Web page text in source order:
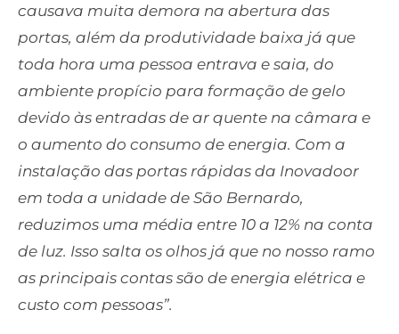
causava muita demora na abertura das
portas, além da produtividade baixa já que
toda hora uma pessoa entrava e saia, do
ambiente propício para formação de gelo
devido às entradas de ar quente na câmara e
o aumento do consumo de energia. Com a
instalação das portas rápidas da Inovadoor
em toda a unidade de São Bernardo,
reduzimos uma média entre 10 a 12% na conta
de luz. Isso salta os olhos já que no nosso ramo
as principais contas são de energia elétrica e
custo com pessoas”.